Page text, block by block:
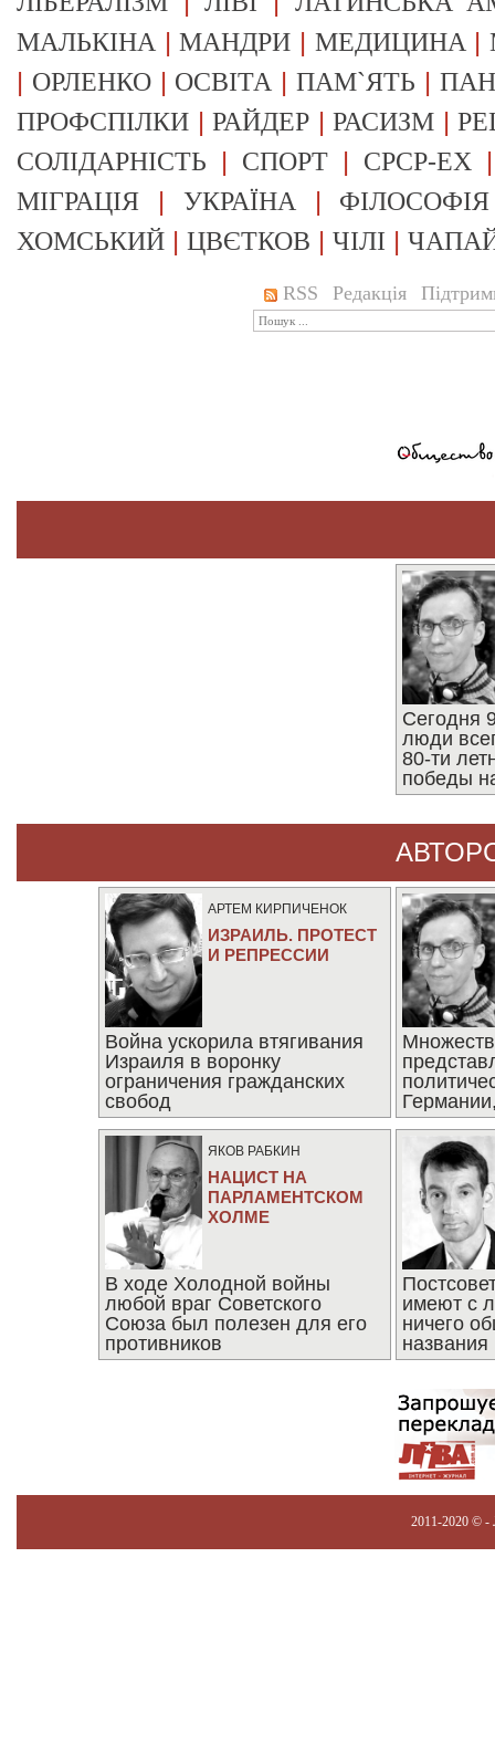
МАЛЬКІНА |МАНДРИ | МЕДИЦИНА |
| ОРЛЕНКО| ОСВІТА |ПАМ`ЯТЬ |
ПРОФСПІЛКИ |РАЙДЕР |РАСИЗМ |
СОЛІДАРНІСТЬ | СПОРТ | СРСР-EX
МІГРАЦІЯ | УКРАЇНА | ФІЛОСОФІЯ
ХОМСЬКИЙ | ЦВЄТКОВ | ЧІЛІ |
RSS Редакція
Сегодня
люди
80-ти
победы
АРТЕМ КИРПИЧЕНОК
ИЗРАИЛЬ. ПРОТЕСТ
И РЕПРЕССИИ
Война ускорила втягивания
Израиля в воронку
ограничения гражданских
свобод
ЯКОВ РАБКИН
НАЦИСТ НА
ПАРЛАМЕНТСКОМ
ХОЛМЕ
В ходе Холодной войны
любой враг Советского
Союза был полезен для его
противников
имеют с
ничего
названия
2011-2020 © -